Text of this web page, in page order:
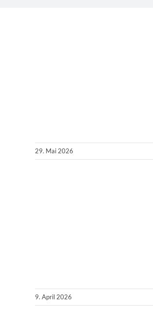
29. Mai 2026
9. April 2026